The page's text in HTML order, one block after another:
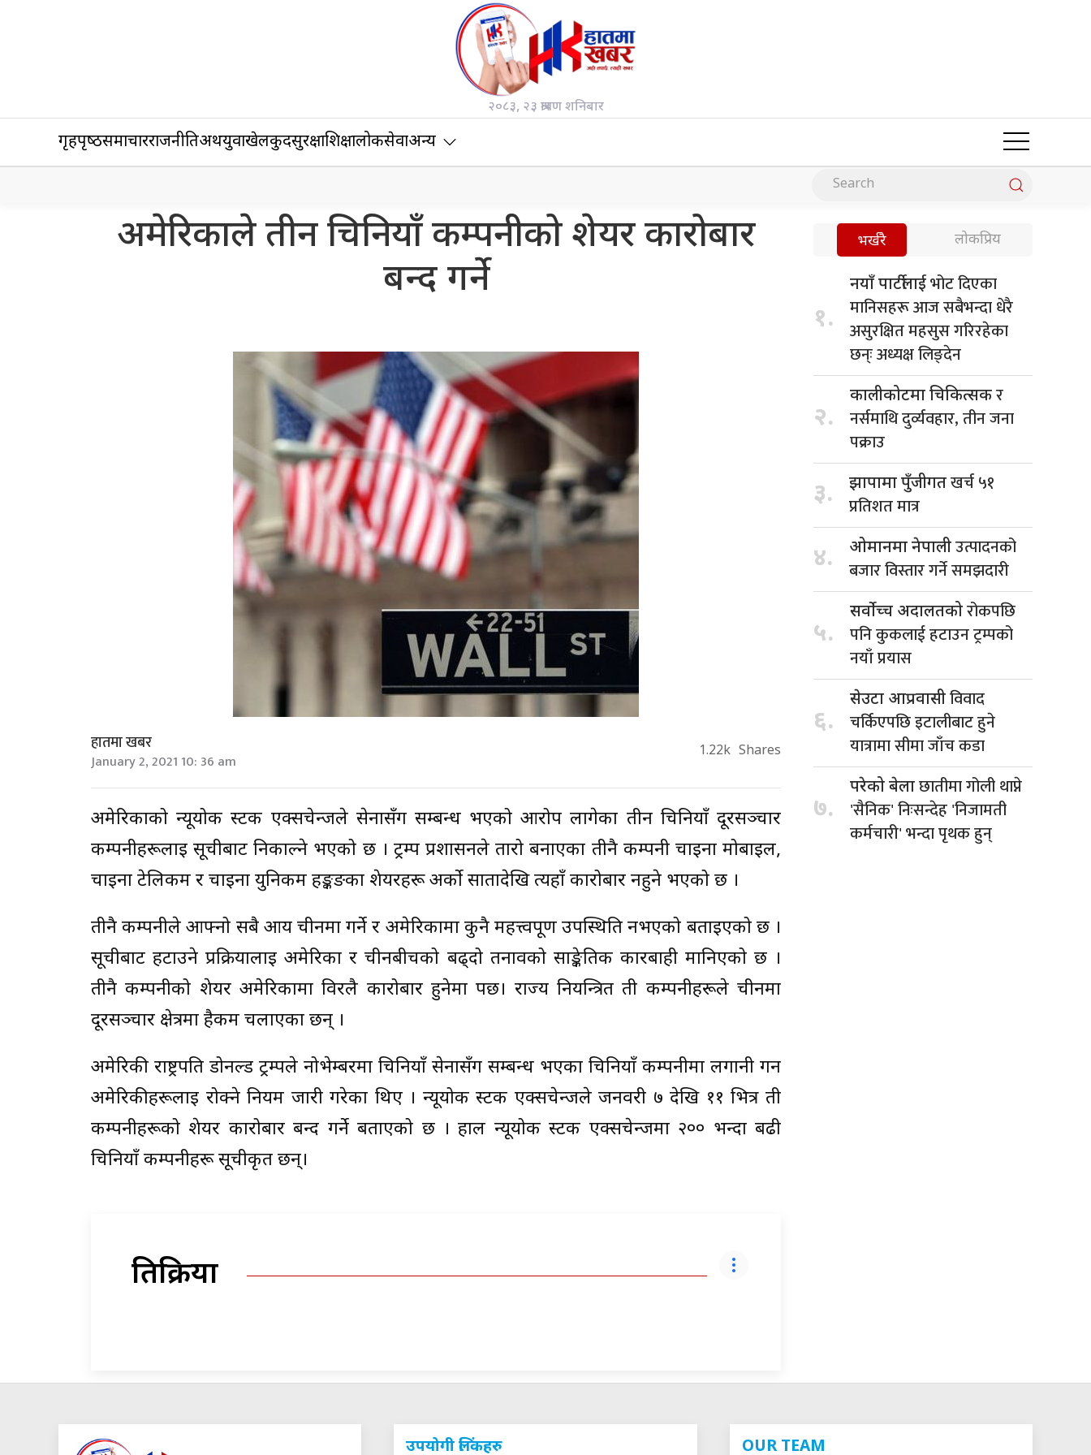
२०८३, २३ श्रावण शनिबार
गृहपृष्‍ठसमाचारराजनीतिअर्थयुवाखेलकुदसुरक्षाशिक्षालोकसेवाअन्य
अमेरिकाले तीन चिनियाँ कम्पनीको शेयर कारोबार
बन्द गर्ने
हातमा खबर
January 2, 2021 10: 36 am 1.22k Shares
अमेरिकाको न्यूयोर्क स्टक एक्सचेन्जले सेनासँग सम्बन्ध भएको आरोप लागेका तीन चिनियाँ दूरसञ्चार
कम्पनीहरूलाई सूचीबाट निकाल्ने भएको छ । ट्रम्प प्रशासनले तारो बनाएका तीनै कम्पनी चाइना मोबाइल,
चाइना टेलिकम र चाइना युनिकम हङ्कङका शेयरहरू अर्को सातादेखि त्यहाँ कारोबार नहुने भएको छ ।
तीनै कम्पनीले आफ्नो सबै आय चीनमा गर्ने र अमेरिकामा कुनै महत्त्वपूर्ण उपस्थिति नभएको बताइएको छ ।
सूचीबाट हटाउने प्रक्रियालाई अमेरिका र चीनबीचको बढ्दो तनावको साङ्केतिक कारबाही मानिएको छ ।
तीनै कम्पनीको शेयर अमेरिकामा विरलै कारोबार हुनेमा पर्छ। राज्य नियन्त्रित ती कम्पनीहरूले चीनमा
दूरसञ्चार क्षेत्रमा हैकम चलाएका छन् ।
अमेरिकी राष्ट्रपति डोनल्ड ट्रम्पले नोभेम्बरमा चिनियाँ सेनासँग सम्बन्ध भएका चिनियाँ कम्पनीमा लगानी गर्न
अमेरिकीहरूलाई रोक्ने नियम जारी गरेका थिए । न्यूयोर्क स्टक एक्सचेन्जले जनवरी ७ देखि ११ भित्र ती
कम्पनीहरूको शेयर कारोबार बन्द गर्ने बताएको छ । हाल न्यूयोर्क स्टक एक्सचेन्जमा २०० भन्दा बढी
चिनियाँ कम्पनीहरू सूचीकृत छन्।
प्रतिक्रिया
भर्खरै लोकप्रिय
१.
नयाँ पार्टीलाईभोट दिएका
मानिसहरू आज सबैभन्दा धेरै
असुरक्षित महसुस गरिरहेका
छन्ः अध्यक्ष लिङ्देन
२.
कालीकोटमा चिकित्सकर
नर्समाथि दुर्व्यवहार, तीन जना
पक्राउ
३. झापामा पुँजीगतखर्च ५१
प्रतिशत मात्र
४. ओमानमा नेपालीउत्पादनको
बजार विस्तार गर्ने समझदारी
५.
सर्वोच्च अदालतकोरोकपछि
पनि कुकलाई हटाउन ट्रम्पको
नयाँ प्रयास
६.
सेउटा आप्रवासीविवाद
चर्किएपछि इटालीबाट हुने
यात्रामा सीमा जाँच कडा
७.
परेको बेलाछातीमा गोली थाप्ने
'सैनिक' निःसन्देह 'निजामती
कर्मचारी' भन्दा पृथक हुन्
उपयोगी लिंकहरु OUR TEAM